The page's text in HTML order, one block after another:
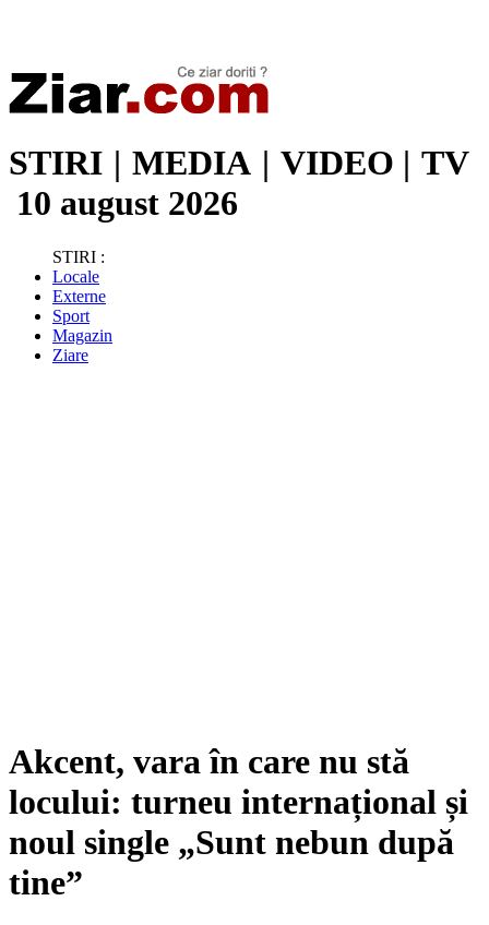
STIRI | MEDIA | VIDEO | TV
10 august 2026
STIRI :
Locale
Externe
Sport
Magazin
Ziare
Akcent, vara în care nu stă
locului: turneu internațional și
noul single „Sunt nebun după
tine”